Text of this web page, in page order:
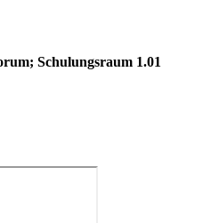
Schulungsraum 1.01